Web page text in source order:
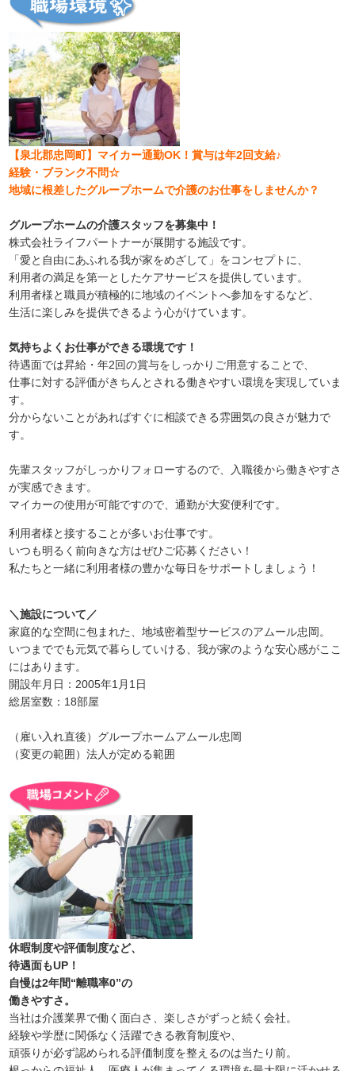
【泉北郡忠岡町】マイカー通勤OK！賞与は年2回支給♪
経験・ブランク不問☆
地域に根差したグループホームで介護のお仕事をしませんか？
グループホームの介護スタッフを募集中！
株式会社ライフパートナーが展開する施設です。
「愛と自由にあふれる我が家をめざして」をコンセプトに、
利用者の満足を第一としたケアサービスを提供しています。
利用者様と職員が積極的に地域のイベントへ参加をするなど、
生活に楽しみを提供できるよう心がけています。
気持ちよくお仕事ができる環境です！
待遇面では昇給・年2回の賞与をしっかりご用意することで、
仕事に対する評価がきちんとされる働きやすい環境を実現していま
す。
分からないことがあればすぐに相談できる雰囲気の良さが魅力で
す。
先輩スタッフがしっかりフォローするので、入職後から働きやすさ
が実感できます。
マイカーの使用が可能ですので、通勤が大変便利です。
利用者様と接することが多いお仕事です。
いつも明るく前向きな方はぜひご応募ください！
私たちと一緒に利用者様の豊かな毎日をサポートしましょう！
＼施設について／
家庭的な空間に包まれた、地域密着型サービスのアムール忠岡。
いつまででも元気で暮らしていける、我が家のような安心感がここ
にはあります。
開設年月日：2005年1月1日
総居室数：18部屋
（雇い入れ直後）グループホームアムール忠岡
（変更の範囲）法人が定める範囲
休暇制度や評価制度など、
待遇面もUP！
自慢は2年間“離職率0”の
働きやすさ。
当社は介護業界で働く面白さ、楽しさがずっと続く会社。
経験や学歴に関係なく活躍できる教育制度や、
頑張りが必ず認められる評価制度を整えるのは当たり前。